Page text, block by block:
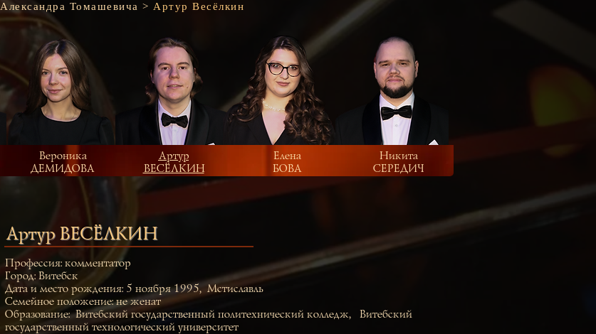
Александра Томашевича > Артур Весёлкин
Вероника
ДЕМИДОВА
Артур
ВЕСЁЛКИН
Елена
БОВА
Никита
СЕРЕДИЧ
Артур ВЕСЁЛКИН
Профессия: комментатор
Город: Витебск
Дата и место рождения: 5 ноября 1995,Мстиславль
Семейное положение: не женат
Образование: Витебский государственный политехнический колледж, Витебский
государственный технологический университет